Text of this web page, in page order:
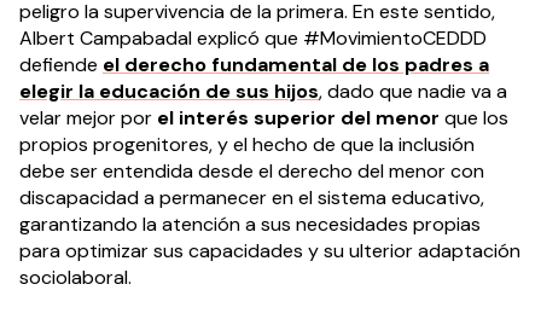
peligro la supervivencia de la primera. En este sentido,
Albert Campabadal explicó que #MovimientoCEDDD
defiende el derecho fundamental de los padres a
elegir la educación de sus hijos, dado que nadie va a
velar mejor por el interés superior del menor que los
propios progenitores, y el hecho de que la inclusión
debe ser entendida desde el derecho del menor con
discapacidad a permanecer en el sistema educativo,
garantizando la atención a sus necesidades propias
para optimizar sus capacidades y su ulterior adaptación
sociolaboral.